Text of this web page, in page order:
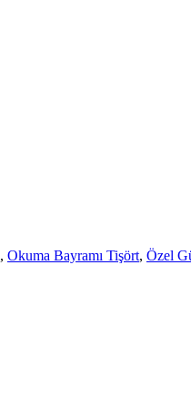
, Okuma Bayramı Tişört, Özel